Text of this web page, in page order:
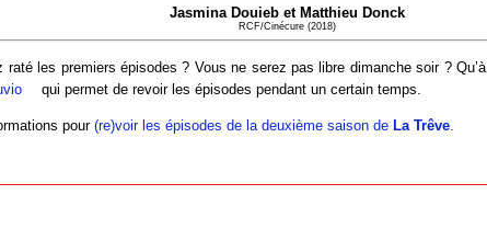
Jasmina Douieb et Matthieu Donck
RCF/Cinécure (2018)
raté les premiers épisodes ? Vous ne serez pas libre dimanche soir ?
qui permet de revoir les épisodes pendant un certain temps.
pour(re)voir les épisodes de la deuxième saison de La Trêve